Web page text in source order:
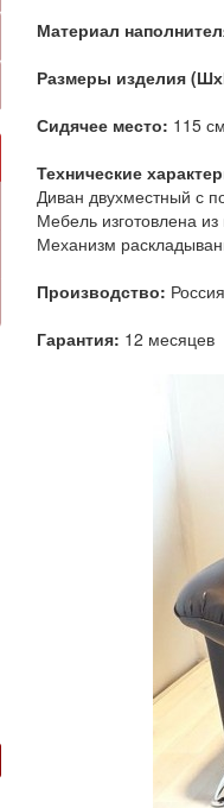
Материал
Размеры изделия
Сидячее место: 115 см
Технические
Диван двухместный с
Мебель изготовлена из
Механизм
Производство: Россия
Гарантия: 12 месяцев